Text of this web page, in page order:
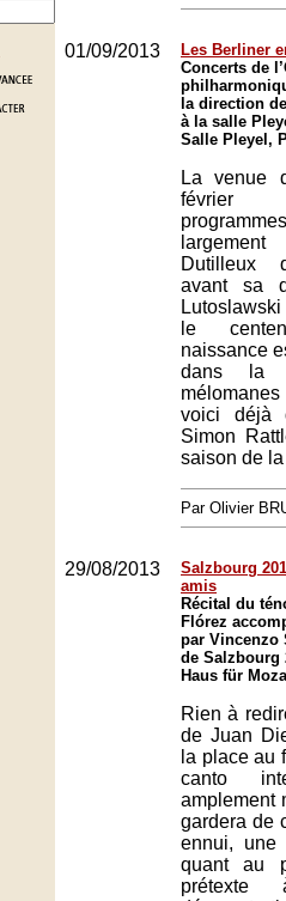
01/09/2013
Les Berliner
Concerts de
la direction
à la salle
Salle Pleyel,
La venue
février
Dutilleux
avant sa
le
naissance
dans la
voici déjà
Simon
saison de
Par Olivier
29/08/2013
Salzbourg
amis
Récital du
Flórez
par Vincenzo
de Salzbourg
Haus für
Rien à
de Juan
la place au
canto
amplement
gardera de
ennui, une
quant au